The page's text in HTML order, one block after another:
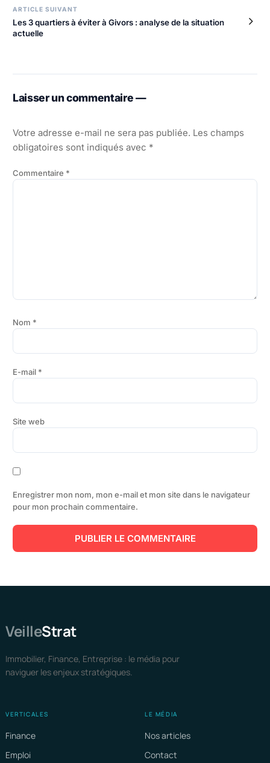
ARTICLE SUIVANT
Les 3 quartiers à éviter à Givors : analyse de la situation
actuelle
Laisser un commentaire —
Votre adresse e-mail ne sera pas publiée. Les champs
obligatoires sont indiqués avec *
Commentaire *
Nom *
E-mail *
Site web
Enregistrer mon nom, mon e-mail et mon site dans le navigateur
pour mon prochain commentaire.
VeilleStrat
Immobilier, Finance, Entreprise : le média pour
naviguer les enjeux stratégiques.
VERTICALES
Finance
Emploi
LE MÉDIA
Nos articles
Contact